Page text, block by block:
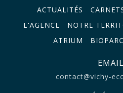
ACTUALITÉS
L'AGENCE
NOTRE
ATRIUM
BIOPARC
EMAIL
contact@vichy-